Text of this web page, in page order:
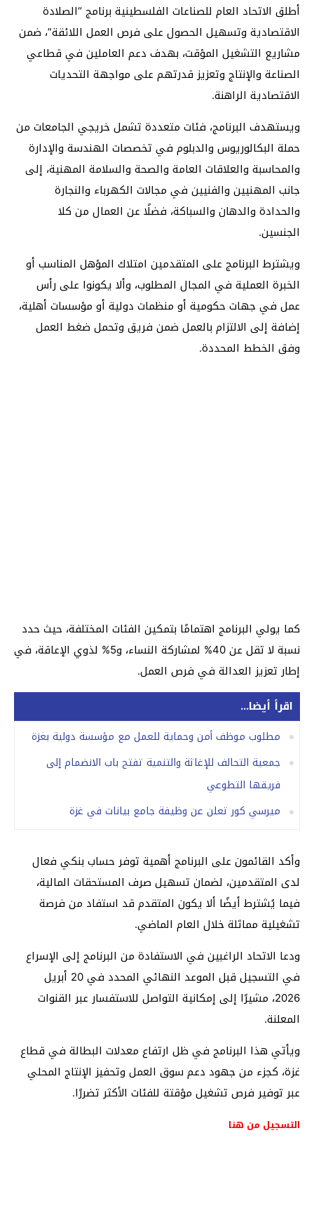
أطلق الاتحاد العام للصناعات الفلسطينية برنامج “الصلادة
الاقتصادية وتسهيل الحصول على فرص العمل اللائقة”، ضمن
مشاريع التشغيل المؤقت، بهدف دعم العاملين في قطاعي
الصناعة والإنتاج وتعزيز قدرتهم على مواجهة التحديات
الاقتصادية الراهنة.
ويستهدف البرنامج، فئات متعددة تشمل خريجي الجامعات من
حملة البكالوريوس والدبلوم في تخصصات الهندسة والإدارة
والمحاسبة والعلاقات العامة والصحة والسلامة المهنية، إلى
جانب المهنيين والفنيين في مجالات الكهرباء والنجارة
والحدادة والدهان والسباكة، فضلًا عن العمال من كلا
الجنسين.
ويشترط البرنامج على المتقدمين امتلاك المؤهل المناسب أو
الخبرة العملية في المجال المطلوب، وألا يكونوا على رأس
عمل في جهات حكومية أو منظمات دولية أو مؤسسات أهلية،
إضافة إلى الالتزام بالعمل ضمن فريق وتحمل ضغط العمل
وفق الخطط المحددة.
كما يولي البرنامج اهتمامًا بتمكين الفئات المختلفة، حيث حدد
نسبة لا تقل عن 40% لمشاركة النساء، و5% لذوي الإعاقة، في
إطار تعزيز العدالة في فرص العمل.
اقرأ أيضا...
مطلوب موظف أمن وحماية للعمل مع مؤسسة دولية بغزة
جمعية التحالف للإغاثة والتنمية تفتح باب الانضمام إلى
فريقها التطوعي
ميرسي كور تعلن عن وظيفة جامع بيانات في غزة
وأكد القائمون على البرنامج أهمية توفر حساب بنكي فعال
لدى المتقدمين، لضمان تسهيل صرف المستحقات المالية،
فيما يُشترط أيضًا ألا يكون المتقدم قد استفاد من فرصة
تشغيلية مماثلة خلال العام الماضي.
ودعا الاتحاد الراغبين في الاستفادة من البرنامج إلى الإسراع
في التسجيل قبل الموعد النهائي المحدد في 20 أبريل
2026، مشيرًا إلى إمكانية التواصل للاستفسار عبر القنوات
المعلنة.
ويأتي هذا البرنامج في ظل ارتفاع معدلات البطالة في قطاع
غزة، كجزء من جهود دعم سوق العمل وتحفيز الإنتاج المحلي
عبر توفير فرص تشغيل مؤقتة للفئات الأكثر تضررًا.
التسجيل من هنا